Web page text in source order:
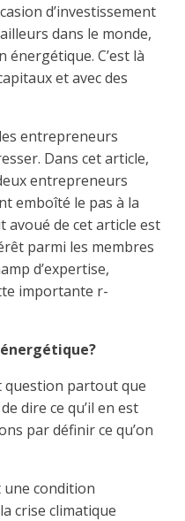
des travaux
des documents
documents
et autres
d’œuvre
répondants
de formations
obligatoire (FCO)
de formation des
dispensateur
d’investissement
dans le monde,
C’est là
et avec des
entrepreneurs
Dans cet article,
entrepreneurs
emboîté le pas à la
de cet article est
parmi les membres
d’expertise,
importante r-
question partout que
dire ce qu’il en est
par définir ce qu’on
condition
crise climatique